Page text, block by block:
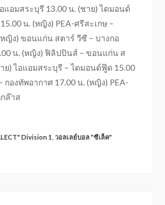
แอมสระบุรี 13.00 น. (ชาย) ไดมอนด์
น. (หญิง) PEA-ศรีสะเกษ –
ญิง) ขอนแก่น สตาร์ วีซี – บางกอ
น. (หญิง) ฟิลิปปินส์ – ขอนแก่น ส
ย) ไอแอมสระบุรี – ไดมอนด์ฟู๊ด 15.00
กองทัพอากาศ 17.00 น. (หญิง) PEA-
ล๊าส
Division 1 วอลเลย์บอล "ซีเล็ค"